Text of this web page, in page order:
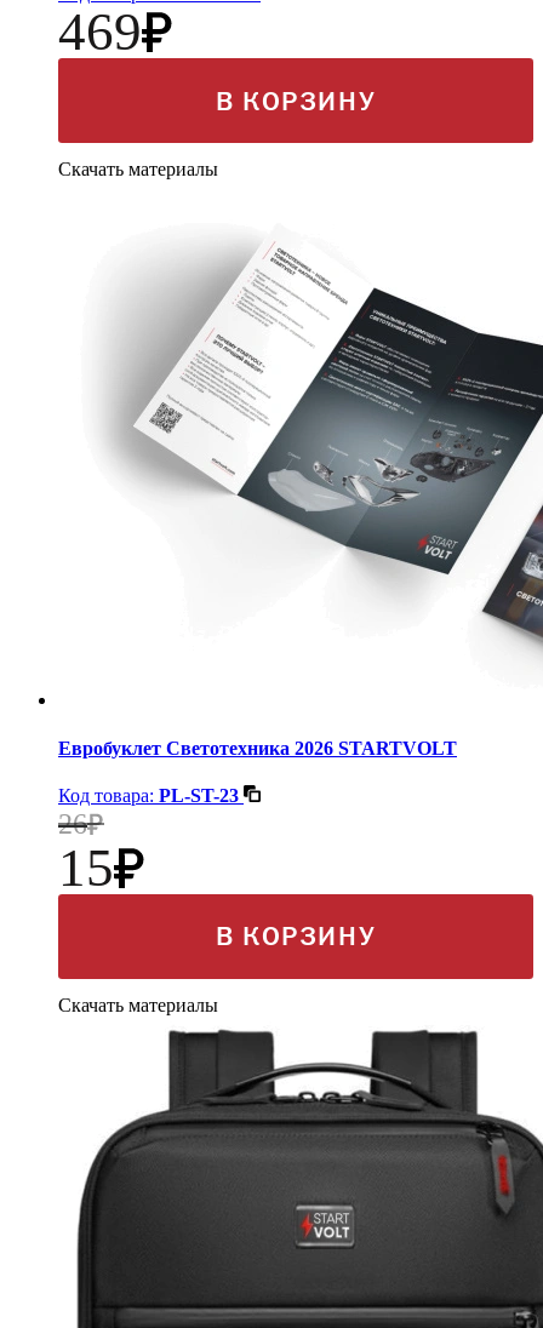
469
В КОРЗИНУ
Скачать материалы
Евробуклет Светотехника 2026 STARTVOLT
Код товара: PL-ST-23
26
15
В КОРЗИНУ
Скачать материалы